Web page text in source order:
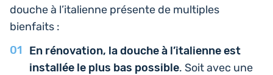
douche à l’i­ta­lienne pré­sente de mul­tiples
bienfaits :
En réno­va­tion, la douche à l’i­ta­lienne est
ins­tal­lée le plus bas pos­sible. Soit avec une